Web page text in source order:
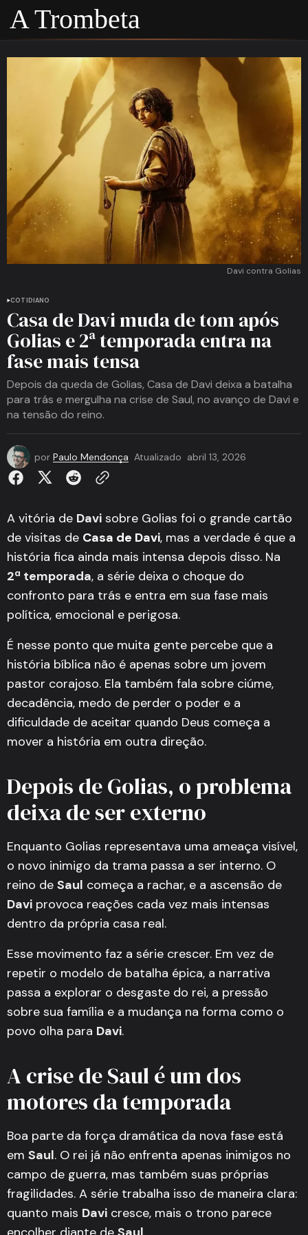
A Trombeta
Davi contra Golias
COTIDIANO
Casa de Davi muda de tom após
Golias e 2ª temporada entra na
fase mais tensa
Depois da queda de Golias, Casa de Davi deixa a batalha
para trás e mergulha na crise de Saul, no avanço de Davi e
na tensão do reino.
por Paulo Mendonça Atualizado abril 13, 2026
A vitória de Davi sobre Golias foi o grande cartão
de visitas de Casa de Davi, mas a verdade é que a
história fica ainda mais intensa depois disso. Na
2ª temporada, a série deixa o choque do
confronto para trás e entra em sua fase mais
política, emocional e perigosa.
É nesse ponto que muita gente percebe que a
história bíblica não é apenas sobre um jovem
pastor corajoso. Ela também fala sobre ciúme,
decadência, medo de perder o poder e a
dificuldade de aceitar quando Deus começa a
mover a história em outra direção.
Depois de Golias, o problema
deixa de ser externo
Enquanto Golias representava uma ameaça visível,
o novo inimigo da trama passa a ser interno. O
reino de Saul começa a rachar, e a ascensão de
Davi provoca reações cada vez mais intensas
dentro da própria casa real.
Esse movimento faz a série crescer. Em vez de
repetir o modelo de batalha épica, a narrativa
passa a explorar o desgaste do rei, a pressão
sobre sua família e a mudança na forma como o
povo olha para Davi.
A crise de Saul é um dos
motores da temporada
Boa parte da força dramática da nova fase está
em Saul. O rei já não enfrenta apenas inimigos no
campo de guerra, mas também suas próprias
fragilidades. A série trabalha isso de maneira clara:
quanto mais Davi cresce, mais o trono parece